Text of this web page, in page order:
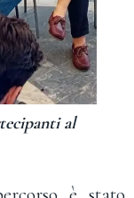
al